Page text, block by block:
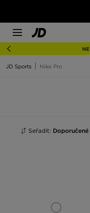
JD Sports Nike Pro
Seřadit: Doporučené